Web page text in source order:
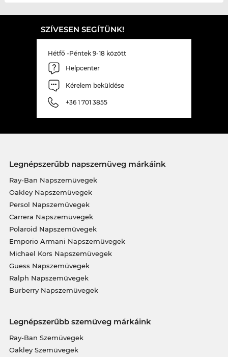
SZÍVESEN SEGÍTÜNK!
Hétfő -Péntek 9-18 között
Helpcenter
Kérelem beküldése
+36 1 701 3855
Legnépszerűbb napszemüveg márkáink
Ray-Ban Napszemüvegek
Oakley Napszemüvegek
Persol Napszemüvegek
Carrera Napszemüvegek
Polaroid Napszemüvegek
Emporio Armani Napszemüvegek
Michael Kors Napszemüvegek
Guess Napszemüvegek
Ralph Napszemüvegek
Burberry Napszemüvegek
Legnépszerűbb szemüveg márkáink
Ray-Ban Szemüvegek
Oakley Szemüvegek